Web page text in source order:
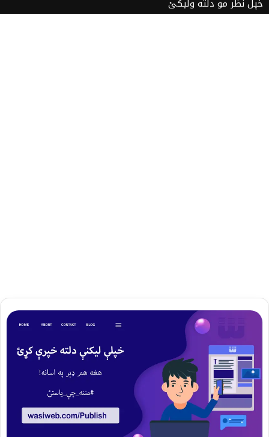
خپل نظر مو دلته ولیکئ